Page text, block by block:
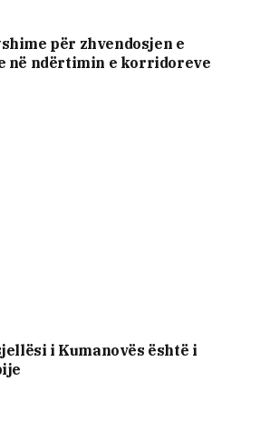
për zhvendosjen e
në ndërtimin e korridoreve
i Kumanovës është i